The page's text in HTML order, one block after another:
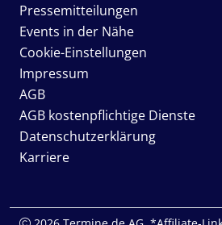
Pressemitteilungen
Events in der Nähe
Cookie-Einstellungen
Impressum
AGB
AGB kostenpflichtige Dienste
Datenschutzerklärung
Karriere